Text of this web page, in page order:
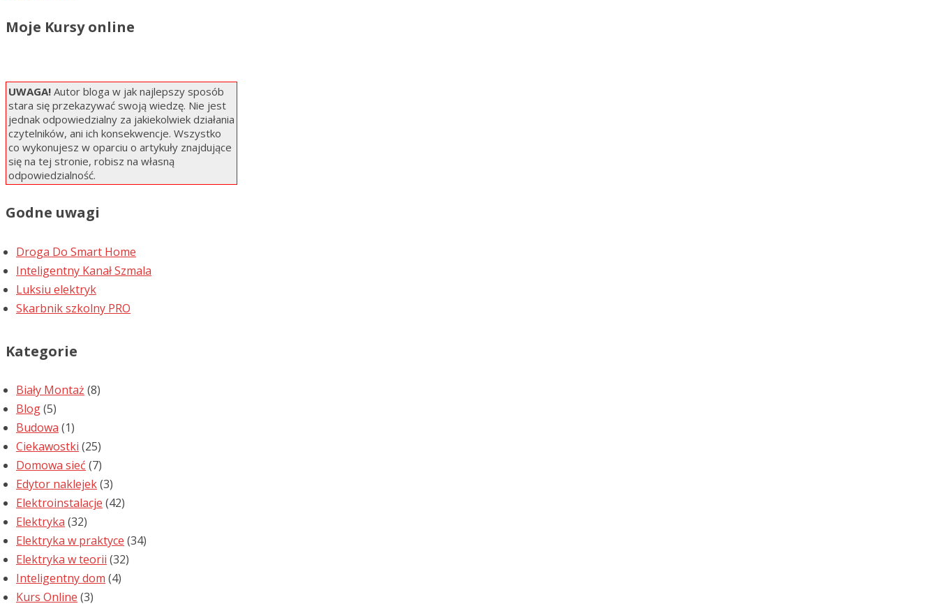
Moje Kursy online
UWAGA! Autor bloga w jak najlepszy sposób
stara się przekazywać swoją wiedzę. Nie jest
jednak odpowiedzialny za jakiekolwiek działania
czytelników, ani ich konsekwencje. Wszystko
co wykonujesz w oparciu o artykuły znajdujące
się na tej stronie, robisz na własną
odpowiedzialność.
Godne uwagi
Droga Do Smart Home
Inteligentny Kanał Szmala
Luksiu elektryk
Skarbnik szkolny PRO
Kategorie
Biały Montaż (8)
Blog(5)
Budowa (1)
Ciekawostki (25)
Domowa sieć (7)
Edytor naklejek(3)
Elektroinstalacje (42)
Elektryka (32)
Elektryka w praktyce (34)
Elektryka w teorii (32)
Inteligentny dom (4)
Kurs Online (3)